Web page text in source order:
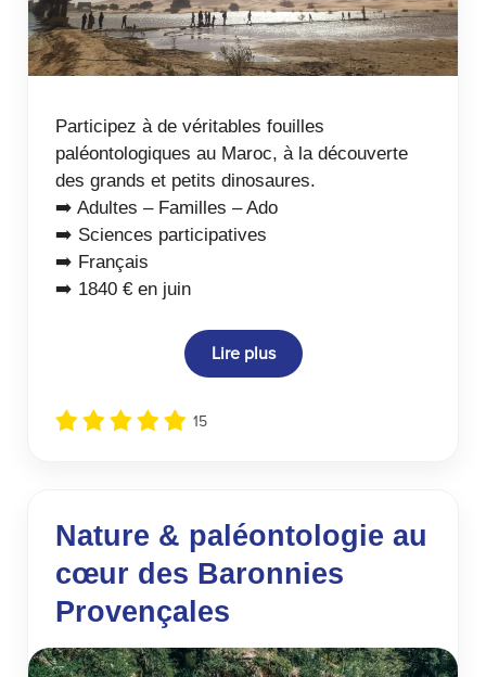
Participez à de véritables fouilles
paléontologiques au Maroc, à la découverte
des grands et petits dinosaures.
➡️ Adultes – Familles – Ado
➡️ Sciences participatives
➡️ Français
➡️ 1840 € en juin
Lire plus
15
Nature & paléontologie au
cœur des Baronnies
Provençales